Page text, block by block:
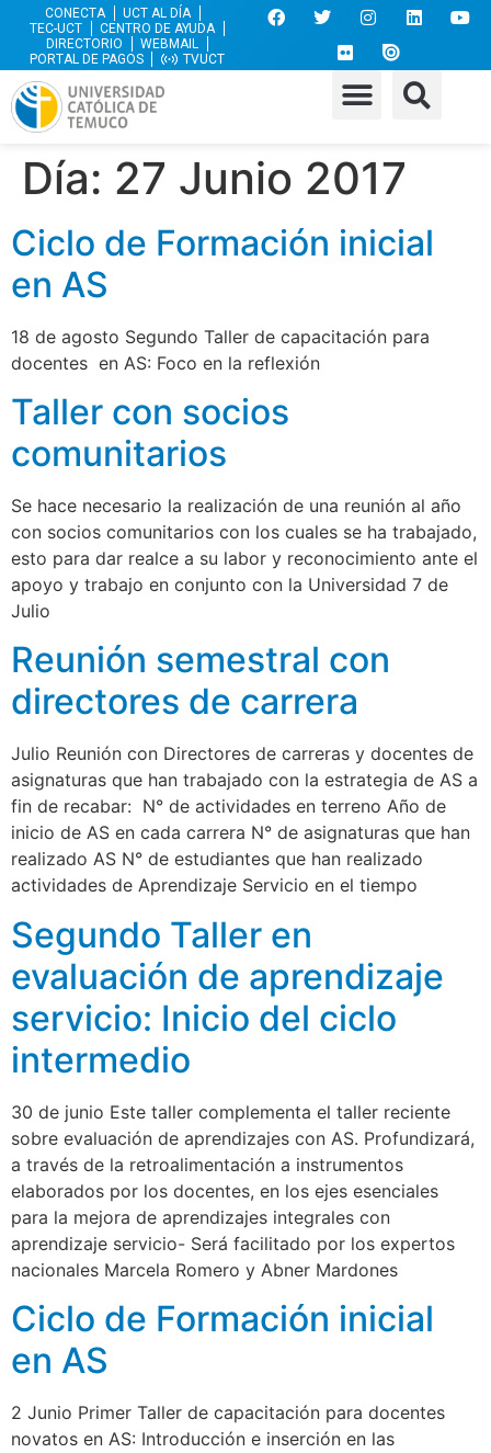
CONECTA
UCT AL DÍA
TEC-UCT
CENTRO DE AYUDA
DIRECTORIO
WEBMAIL
PORTAL DE PAGOS
TVUCT
Día: 27 Junio 2017
Ciclo de Formación inicial
en AS
18 de agosto Segundo Taller de capacitación para
docentes en AS: Foco en la reflexión
Taller con socios
comunitarios
Se hace necesario la realización de una reunión al año
con socios comunitarios con los cuales se ha trabajado,
esto para dar realce a su labor y reconocimiento ante el
apoyo y trabajo en conjunto con la Universidad 7 de
Julio
Reunión semestral con
directores de carrera
Julio Reunión con Directores de carreras y docentes de
asignaturas que han trabajado con la estrategia de AS a
fin de recabar: N° de actividades en terreno Año de
inicio de AS en cada carrera N° de asignaturas que han
realizado AS N° de estudiantes que han realizado
actividades de Aprendizaje Servicio en el tiempo
Segundo Taller en
evaluación de aprendizaje
servicio: Inicio del ciclo
intermedio
30 de junio Este taller complementa el taller reciente
sobre evaluación de aprendizajes con AS. Profundizará,
a través de la retroalimentación a instrumentos
elaborados por los docentes, en los ejes esenciales
para la mejora de aprendizajes integrales con
aprendizaje servicio- Será facilitado por los expertos
nacionales Marcela Romero y Abner Mardones
Ciclo de Formación inicial
en AS
2 Junio Primer Taller de capacitación para docentes
novatos en AS: Introducción e inserción en las